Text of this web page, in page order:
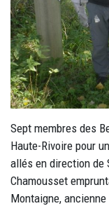
Sept membres des
Haute-Rivoire pour
allés en direction de
Chamousset
Montaigne,